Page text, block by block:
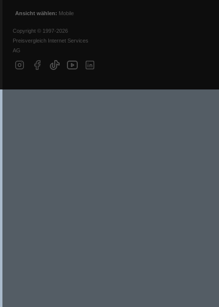
Ansicht wählen: Mobile
Copyright © 1997-2026
Preisvergleich Internet Services
AG